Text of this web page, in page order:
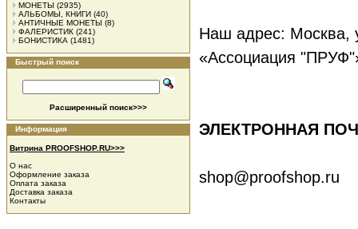
МОНЕТЫ (2935)
АЛЬБОМЫ, КНИГИ (40)
АНТИЧНЫЕ МОНЕТЫ (8)
ФАЛЕРИСТИК (241)
БОНИСТИКА (1481)
Быстрый поиск
Расширенный поиск>>>
Информация
Витрина PROOFSHOP.RU>>>
О нас
Оформление заказа
Оплата заказа
Доставка заказа
Контакты
Наш адрес: Москва,
«Ассоциация
ЭЛЕКТРОННАЯ
shop@proofshop.ru